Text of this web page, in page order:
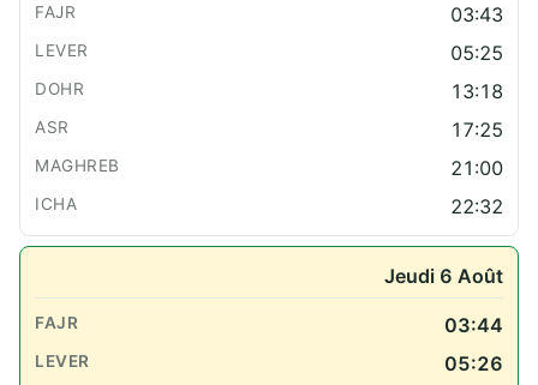
03:43
05:25
13:18
17:25
21:00
22:32
Jeudi 6 Août
03:44
05:26